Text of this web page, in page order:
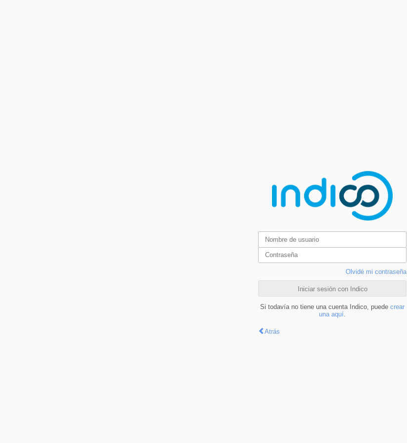
Olvidé mi contraseña
Iniciar sesión con Indico
Si todavía no tiene una cuenta Indico, puede crear
una aquí
Atrás